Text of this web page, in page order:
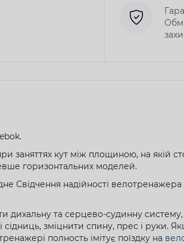
заняттях кут між площиною, на якій
горизонтальних моделей.
Свідчення надійності велотренажера
дихальну та серцево-судинну
зміцнити спину, прес і руки.
полность імітує поїздку на